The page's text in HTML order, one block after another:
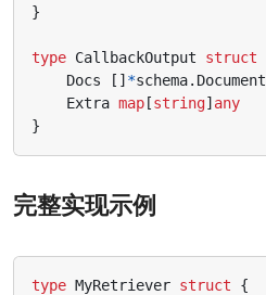
}
type CallbackOutput struct
Docs
[] *schema. Document
Extra map [string] any
}
完整实现示例
type MyRetriever struct
{